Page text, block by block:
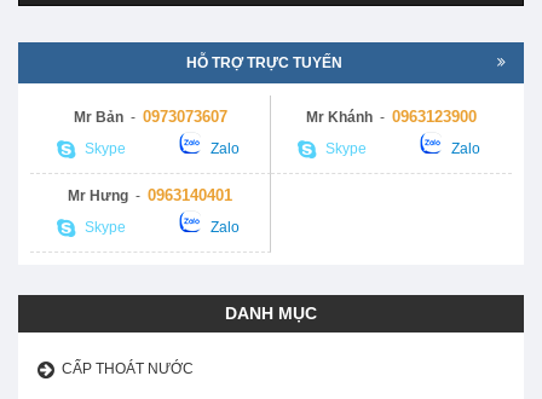
HỖ TRỢ TRỰC TUYẾN
Mr Bản- 0973073607
Skype Zalo
Mr Khánh - 0963123900
Skype Zalo
Mr Hưng - 0963140401
Skype Zalo
DANH MỤC
CẤP THOÁT NƯỚC